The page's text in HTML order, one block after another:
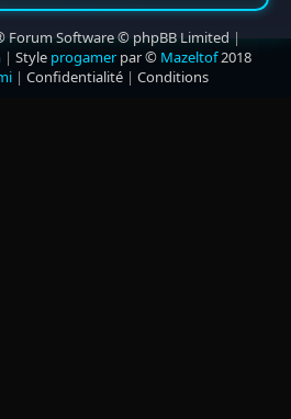
Forum Software © phpBB Limited |
| Style progamerpar © Mazeltof2018
| Confidentialité| Conditions